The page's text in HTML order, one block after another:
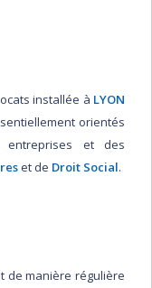
installée à LYON
orientés
entreprises et des
et de Droit Social.
de manière régulière